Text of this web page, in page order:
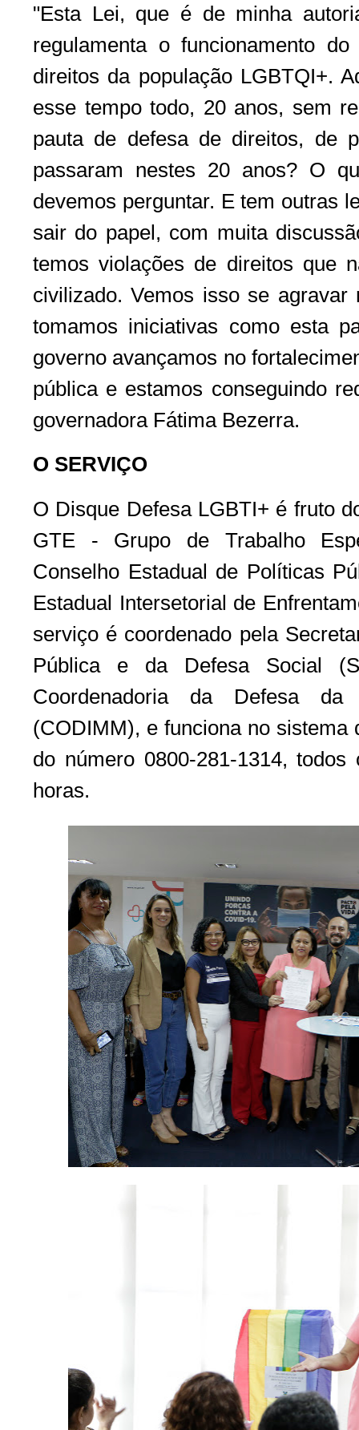
"Esta Lei, que é de minha
regulamenta o funcionamento
direitos da população LGBTQI+.
esse tempo todo, 20 anos, sem
pauta de defesa de direitos, de
passaram nestes 20 anos? O
devemos perguntar. E tem outras
sair do papel, com muita
temos violações de direitos que
civilizado. Vemos isso se
tomamos iniciativas como esta
governo avançamos no
pública e estamos conseguindo
governadora Fátima Bezerra.
O SERVIÇO
O Disque Defesa LGBTI+ é fruto
GTE - Grupo de Trabalho
Conselho Estadual de Políticas
Estadual Intersetorial de
serviço é coordenado pela
Pública e da Defesa Social
Coordenadoria da Defesa
(CODIMM), e funciona no sistema
do número 0800-281-1314,
horas.